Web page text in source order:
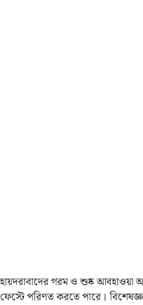
হায়দরাবাদের গরম ও শুষ্ক আবহাওয়া
ফেস্টে পরিণত করতে পারে।